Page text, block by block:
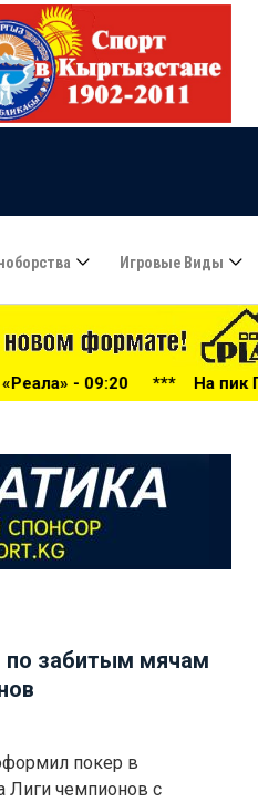
Игровые Виды
На пик Победы будут пускать
по забитым мячам
покер в
Лиги чемпионов с